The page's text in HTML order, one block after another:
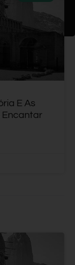
E As
Encantar